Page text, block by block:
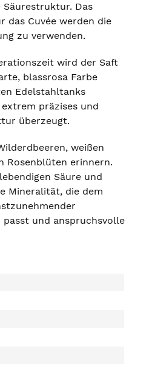
Das
das Cuvée werden die
zu verwenden.
wird der Saft
blassrosa Farbe
Edelstahltanks
präzises und
überzeugt.
weißen
Rosenblüten erinnern.
Säure und
Mineralität, die dem
passt und anspruchsvolle